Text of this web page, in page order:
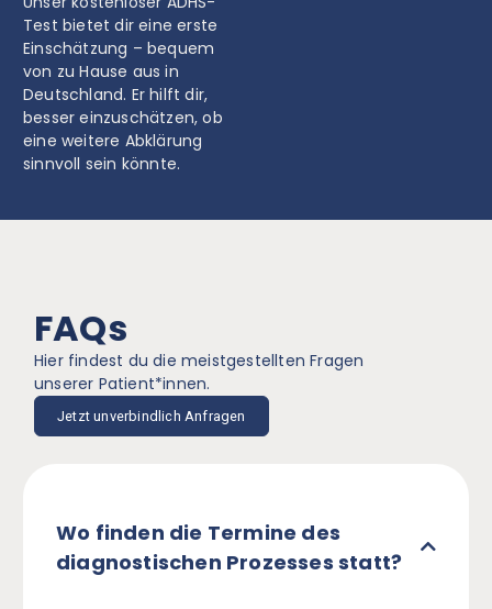
Test bietet dir eine erste
Einschätzung – bequem
von zu Hause aus in
Deutschland. Er hilft dir,
besser einzuschätzen, ob
eine weitere Abklärung
sinnvoll sein könnte.
FAQs
Hier findest du die meistgestellten Fragen
unserer Patient*innen.
Jetzt unverbindlich Anfragen
Wo finden die Termine des
diagnostischen Prozesses statt?